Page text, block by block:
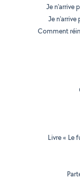
Je n'arrive
Je n'arrive
Comment
Livre « Le